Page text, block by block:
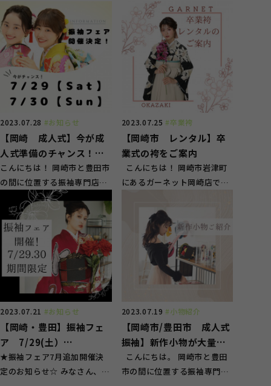
店スタジオガーネットです！
当...
スタジオガーネットです！
2023.07.28 #お知らせ
【岡崎 成人式】今が成
人式準備のチャンス！！
期間限定振袖フェアのご
案内
こんにちは！ 岡崎市と豊田市
の間に位置する振袖専門店の
スタジオガーネット岡崎店で
す。 当店では...
2023.07.25#卒業袴
【岡崎市 レンタル】卒
業式の袴をご案内
こんにちは！ 岡崎市岩津町
にあるガーネット岡崎店で
きな看板が...
2023.07.21 #お知らせ
【岡崎・豊田】振袖フェ
ア 7/29(土）
7/30（日）開催！
★振袖フェア7月追加開催決
定のお知らせ☆ みなさん、こ
2023.07.19#小物紹介
【岡崎市/豊田市 成人式
振袖】新作小物が大量入
荷！
こんにちは。 岡崎市と豊田
市の間に位置する振袖専門店